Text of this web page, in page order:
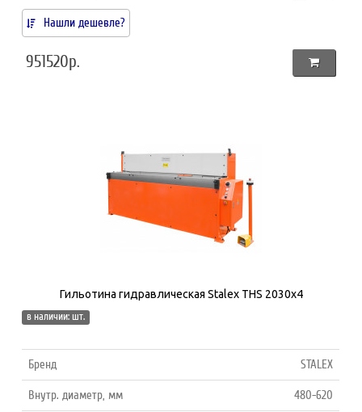
Нашли дешевле?
951520р.
Гильотина гидравлическая Stalex THS 2030х4
в наличии: шт.
Бренд STALEX
Внутр. диаметр, мм 480-620